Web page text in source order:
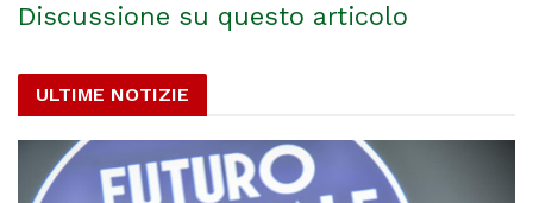
Discussione su questo articolo
ULTIME NOTIZIE